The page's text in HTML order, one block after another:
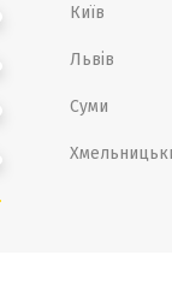
Київ
Львів
Суми